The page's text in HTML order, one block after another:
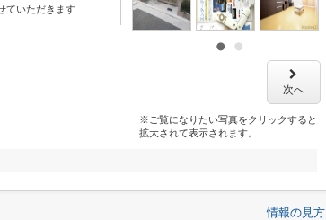
ていただきます
次へ
※ご覧になりたい写真をクリックすると
拡大されて表示されます。
情報の見方